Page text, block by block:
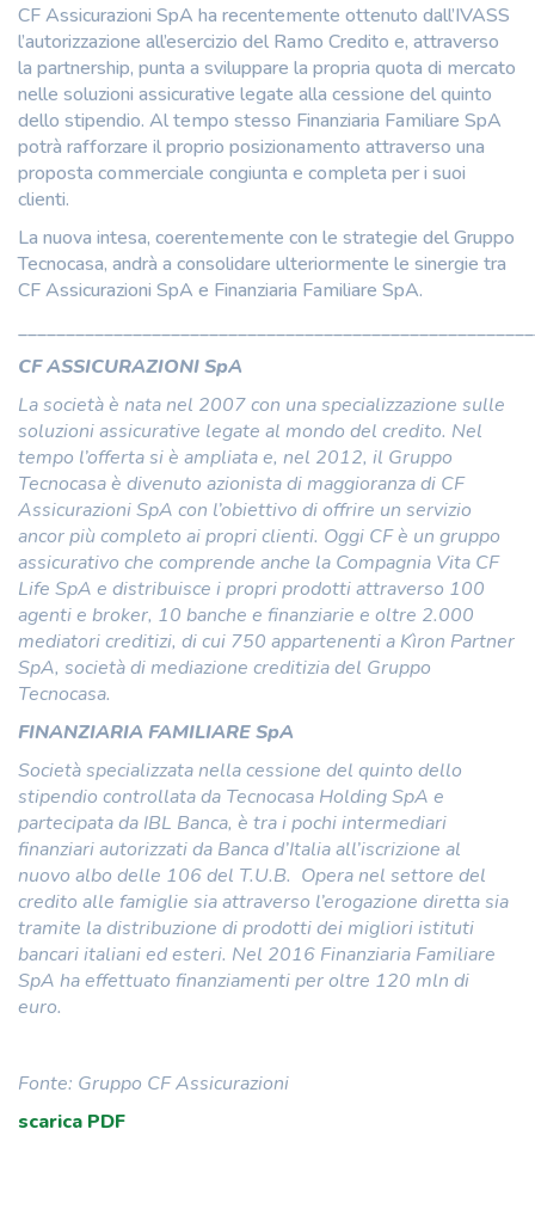
CF Assicurazioni SpA ha recentemente ottenuto dall’IVASS
l’autorizzazione all’esercizio del Ramo Credito e, attraverso
la partnership, punta a sviluppare la propria quota di mercato
nelle soluzioni assicurative legate alla cessione del quinto
dello stipendio. Al tempo stesso Finanziaria Familiare SpA
potrà rafforzare il proprio posizionamento attraverso una
proposta commerciale congiunta e completa per i suoi
clienti.
La nuova intesa, coerentemente con le strategie del Gruppo
Tecnocasa, andrà a consolidare ulteriormente le sinergie tra
CF Assicurazioni SpA e Finanziaria Familiare SpA.
CF ASSICURAZIONI SpA
La società è nata nel 2007 con una specializzazione sulle
soluzioni assicurative legate al mondo del credito. Nel
tempo l’offerta si è ampliata e, nel 2012, il Gruppo
Tecnocasa è divenuto azionista di maggioranza di CF
Assicurazioni SpA con l’obiettivo di offrire un servizio
ancor più completo ai propri clienti. Oggi CF è un gruppo
assicurativo che comprende anche la Compagnia Vita CF
Life SpA e distribuisce i propri prodotti attraverso 100
agenti e broker, 10 banche e finanziarie e oltre 2.000
mediatori creditizi, di cui 750 appartenenti a Kìron Partner
SpA, società di mediazione creditizia del Gruppo
Tecnocasa.
FINANZIARIA FAMILIARE SpA
Società specializzata nella cessione del quinto dello
stipendio controllata da Tecnocasa Holding SpA e
partecipata da IBL Banca, è tra i pochi intermediari
finanziari autorizzati da Banca d’Italia all’iscrizione al
nuovo albo delle 106 del T.U.B. Opera nel settore del
credito alle famiglie sia attraverso l’erogazione diretta sia
tramite la distribuzione di prodotti dei migliori istituti
bancari italiani ed esteri. Nel 2016 Finanziaria Familiare
SpA ha effettuato finanziamenti per oltre 120 mln di
euro.
Fonte: Gruppo CF Assicurazioni
scarica PDF